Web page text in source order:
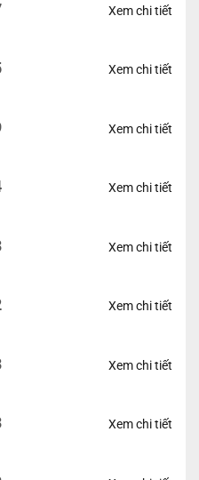
Xem chi tiết
Xem chi tiết
Xem chi tiết
Xem chi tiết
Xem chi tiết
Xem chi tiết
Xem chi tiết
Xem chi tiết